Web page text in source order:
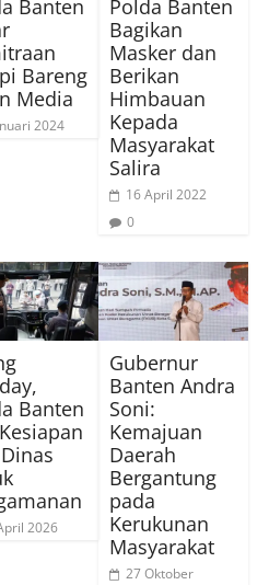
Banten
Bareng
Media
2024
Polda Banten
Bagikan
Masker dan
Berikan
Himbauan
Kepada
Masyarakat
Salira
16 April 2022
0
Banten
2026
Gubernur
Banten Andra
Soni:
Kemajuan
Daerah
Bergantung
pada
Kerukunan
Masyarakat
27 Oktober